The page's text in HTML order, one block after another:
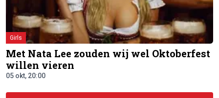
Girls
Met Nata Lee zouden wij wel Oktoberfest
willen vieren
05 okt, 20:00